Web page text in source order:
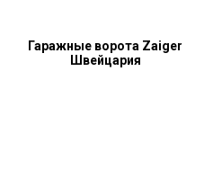
Гаражные ворота Zaiger
Швейцария